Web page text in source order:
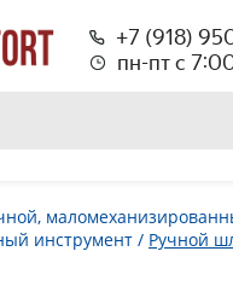
+7 (918)
пн-пт с
инструмент / Ручной